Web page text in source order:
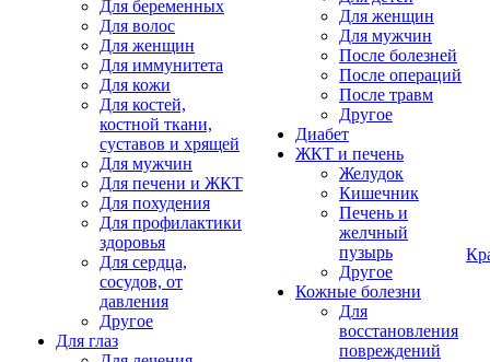
Для беременных
Для волос
Для женщин
Для иммунитета
Для кожи
Для костей,
костной ткани,
суставов и хрящей
Для мужчин
Для печени и ЖКТ
Для похудения
Для профилактики
здоровья
Для сердца,
сосудов, от
давления
Другое
Для глаз
Для женщин
Для мужчин
После болезней
После операций
После травм
Другое
Диабет
ЖКТ и печень
Желудок
Кишечник
Печень и
желчный
пузырь
Другое
Кожные болезни
Для
восстановления
повреждений